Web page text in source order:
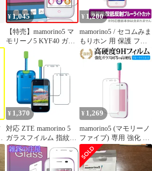
素材旭硝子製 耐衝撃 +
カバー TPU 0
¥ 1,045
【特売】mamorino5 マ
モリーノ5 KYF40 ガラ
スフィルム 強化ガラス
液晶保護フィルム
mamorino5 フィルム 厚
さ0.33㎜ 硬度9H 気泡ゼ
ロ ガラス飛散防止 指紋
防止高精細 表裏面保護
透明 PCduoduo
¥ 1,200
mamorino5 / セコムみま
もりホン 用 保護 フィ
ルム OverLay Absorber
for mamorino5 / セコム
みまもりホン 衝撃吸収
低反射 ブルーライトカ
ット アブソーバー
¥ 1,370
対応 ZTE mamorino 5
ガラスフイルム 指紋認
証対応 【2+2枚セット
日本製素材 - 高 品質 】
【 mamorino5 フイルム
¥ 1,269
mamorino5 (マモリーノ
ファイブ) 専用 強化 ガ
ラスフィルム と 同等の
高硬度9H ブルーライト
カット 光沢タイプ 改訂